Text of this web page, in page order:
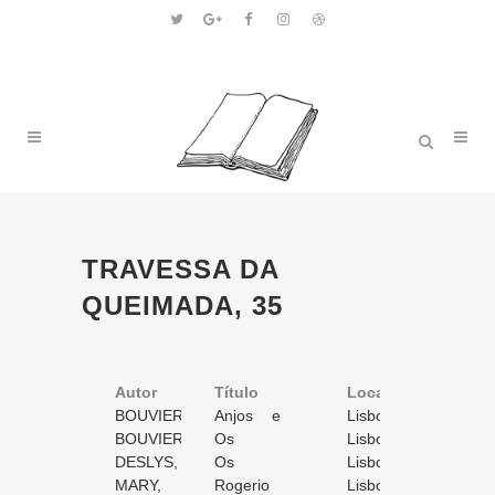
TRAVESSA DA
QUEIMADA, 35
Autor Título Volume
Local
BOUVIER,
Alexis
Anjos e
monstros
Lisboa
BOUVIER,
Alexis
Os
dramas da
bigamia
Lisboa
DESLYS,
Charles
Os
garotos de
Lisboa
MARY,
Rogerio
Lisboa